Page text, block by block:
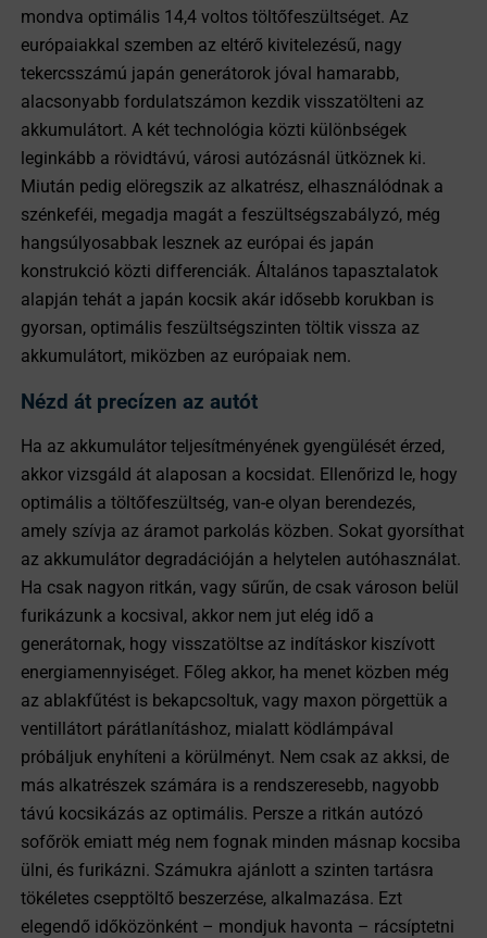
mondva optimális 14,4 voltos töltőfeszültséget. Az
európaiakkal szemben az eltérő kivitelezésű, nagy
tekercsszámú japán generátorok jóval hamarabb,
alacsonyabb fordulatszámon kezdik visszatölteni az
akkumulátort. A két technológia közti különbségek
leginkább a rövidtávú, városi autózásnál ütköznek ki.
Miután pedig elöregszik az alkatrész, elhasználódnak a
szénkeféi, megadja magát a feszültségszabályzó, még
hangsúlyosabbak lesznek az európai és japán
konstrukció közti differenciák. Általános tapasztalatok
alapján tehát a japán kocsik akár idősebb korukban is
gyorsan, optimális feszültségszinten töltik vissza az
akkumulátort, miközben az európaiak nem.
Nézd át precízen az autót
Ha az akkumulátor teljesítményének gyengülését érzed,
akkor vizsgáld át alaposan a kocsidat. Ellenőrizd le, hogy
optimális a töltőfeszültség, van-e olyan berendezés,
amely szívja az áramot parkolás közben. Sokat gyorsíthat
az akkumulátor degradációján a helytelen autóhasználat.
Ha csak nagyon ritkán, vagy sűrűn, de csak városon belül
furikázunk a kocsival, akkor nem jut elég idő a
generátornak, hogy visszatöltse az indításkor kiszívott
energiamennyiséget. Főleg akkor, ha menet közben még
az ablakfűtést is bekapcsoltuk, vagy maxon pörgettük a
ventillátort párátlanításhoz, mialatt ködlámpával
próbáljuk enyhíteni a körülményt. Nem csak az akksi, de
más alkatrészek számára is a rendszeresebb, nagyobb
távú kocsikázás az optimális. Persze a ritkán autózó
sofőrök emiatt még nem fognak minden másnap kocsiba
ülni, és furikázni. Számukra ajánlott a szinten tartásra
tökéletes csepptöltő beszerzése, alkalmazása. Ezt
elegendő időközönként – mondjuk havonta – rácsíptetni